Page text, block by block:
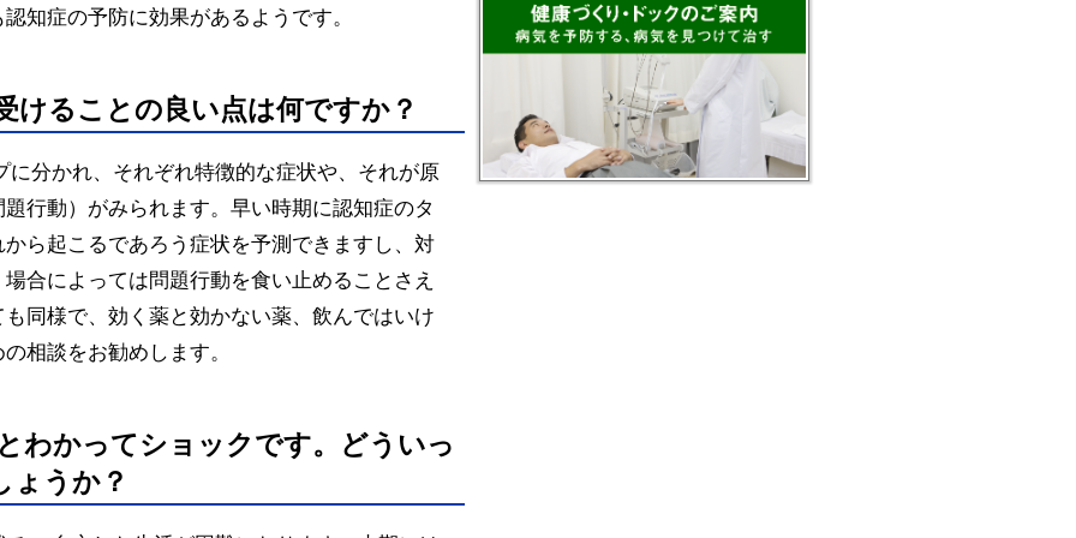
知症の予防に効果があるようです。
けることの良い点は何ですか？
に分かれ、それぞれ特徴的な症状や、それが原
行動）がみられます。早い時期に認知症のタ
ら起こるであろう症状を予測できますし、対
合によっては問題行動を食い止めることさえ
同様で、効く薬と効かない薬、飲んではいけ
相談をお勧めします。
わかってショックです。どういっ
ょうか？